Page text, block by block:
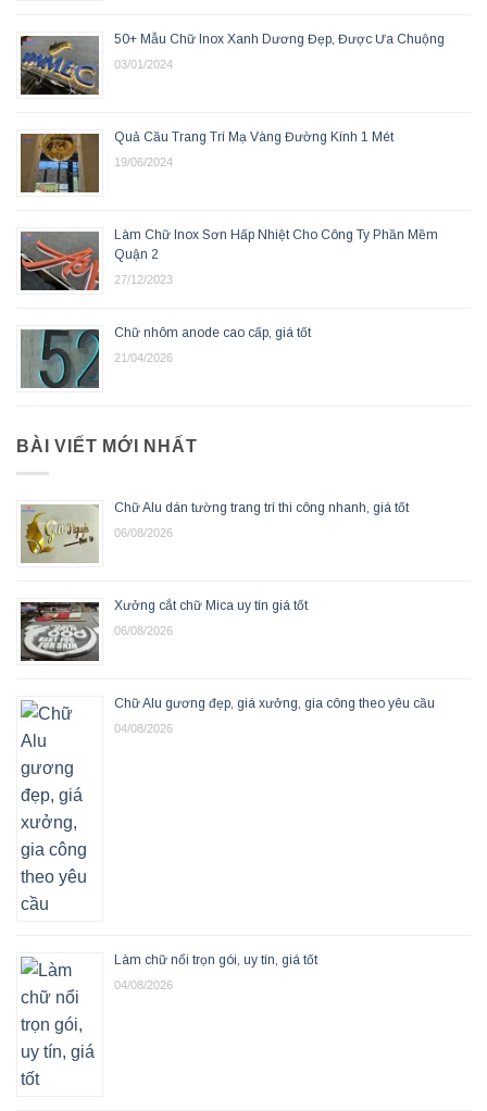
50+ Mẫu Chữ Inox Xanh Dương Đẹp, Được Ưa Chuộng
03/01/2024
Quả Cầu Trang Trí Mạ Vàng Đường Kính 1 Mét
19/06/2024
Làm Chữ Inox Sơn Hấp Nhiệt Cho Công Ty Phần Mềm
Quận 2
27/12/2023
Chữ nhôm anode cao cấp, giá tốt
21/04/2026
BÀI VIẾT MỚI NHẤT
Chữ Alu dán tường trang trí thi công nhanh, giá tốt
06/08/2026
Xưởng cắt chữ Mica uy tín giá tốt
06/08/2026
Chữ Alu gương đẹp, giá xưởng, gia công theo yêu cầu
04/08/2026
Làm chữ nổi trọn gói, uy tín, giá tốt
04/08/2026